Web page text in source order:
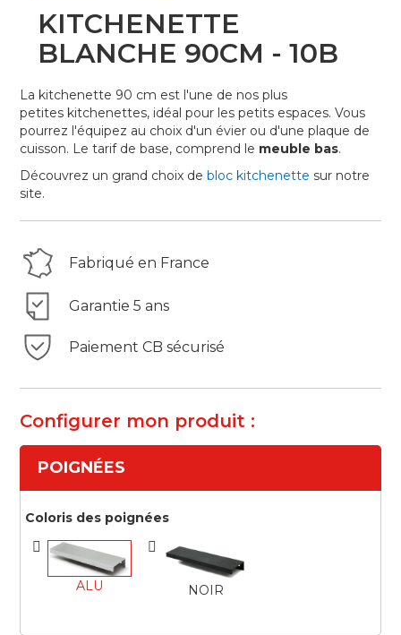
the
beginning
the
images
gallery
KITCHENETTE
BLANCHE 90CM - 10B
La kitchenette 90 cm est l'une de nos plus
petites kitchenettes, idéal pour les petits espaces. Vous
pourrez l'équipez au choix d'un évier ou d'une plaque de
cuisson. Le tarif de base, comprend le meuble bas.
Découvrez un grand choix debloc kitchenette sur notre
site.
Fabriqué en France
Garantie 5 ans
Paiement CB sécurisé
Configurer mon produit :
POIGNÉES
Coloris des poignées
ALU NOIR